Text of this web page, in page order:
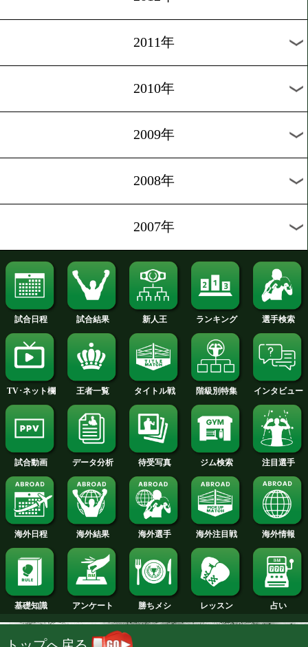
2019年
2017年
2016年
2015年
2014年
2013年
2012年
2011年
2010年